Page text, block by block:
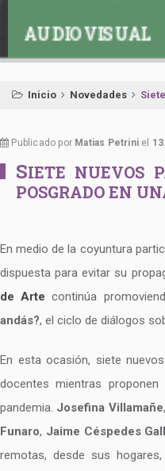
AUDIOVISUAL
Inicio Novedades
Publicado por Matias Petrini el
SIETE NUEVOS
POSGRADO EN
En medio de la coyuntura
dispuesta para evitar su
de Arte continúa
andás?, el ciclo de diálogos
En esta ocasión, siete
docentes mientras
pandemia. Josefina Villamañe,
Funaro, Jaime Céspedes
remotas, desde sus